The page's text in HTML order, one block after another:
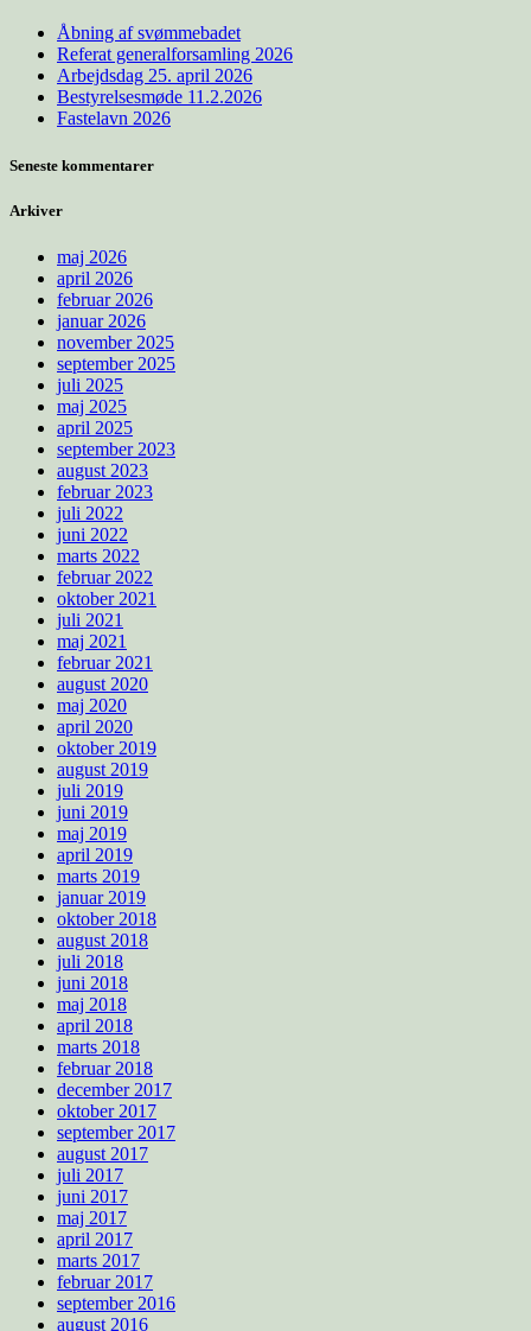
Åbning af svømmebadet
Referat generalforsamling 2026
Arbejdsdag 25. april 2026
Bestyrelsesmøde 11.2.2026
Fastelavn 2026
Seneste kommentarer
Arkiver
maj 2026
april 2026
februar 2026
januar 2026
november 2025
september 2025
juli 2025
maj 2025
april 2025
september 2023
august 2023
februar 2023
juli 2022
juni 2022
marts 2022
februar 2022
oktober 2021
juli 2021
maj 2021
februar 2021
august 2020
maj 2020
april 2020
oktober 2019
august 2019
juli 2019
juni 2019
maj 2019
april 2019
marts 2019
januar 2019
oktober 2018
august 2018
juli 2018
juni 2018
maj 2018
april 2018
marts 2018
februar 2018
december 2017
oktober 2017
september 2017
august 2017
juli 2017
juni 2017
maj 2017
april 2017
marts 2017
februar 2017
september 2016
august 2016